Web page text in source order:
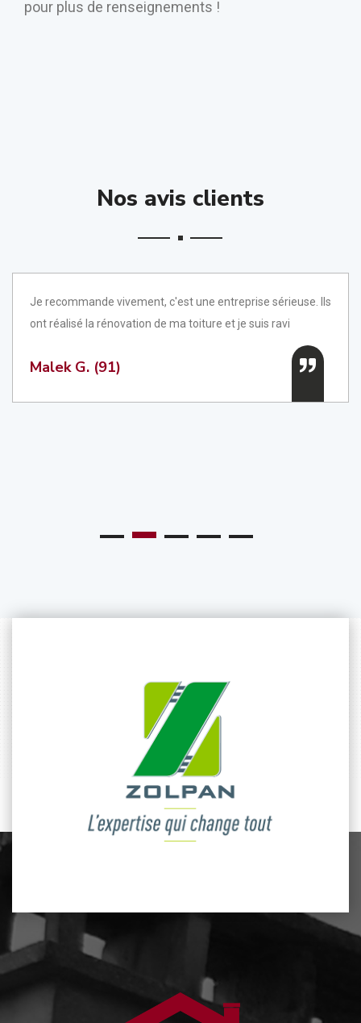
pour plus de renseignements !
Nos avis clients
Je recommande vivement, c'est une entreprise sérieuse. Ils
ont réalisé la rénovation de ma toiture et je suis ravi
Malek G. (91)